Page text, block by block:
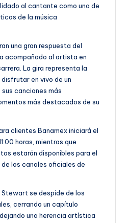
al cantante como una de
de la música
una gran respuesta del
acompañado al artista en
La gira representa la
en vivo de un
canciones más
más destacados de su
clientes Banamex iniciará el
horas, mientras que
estarán disponibles para el
los canales oficiales de
Stewart se despide de los
cerrando un capítulo
una herencia artística